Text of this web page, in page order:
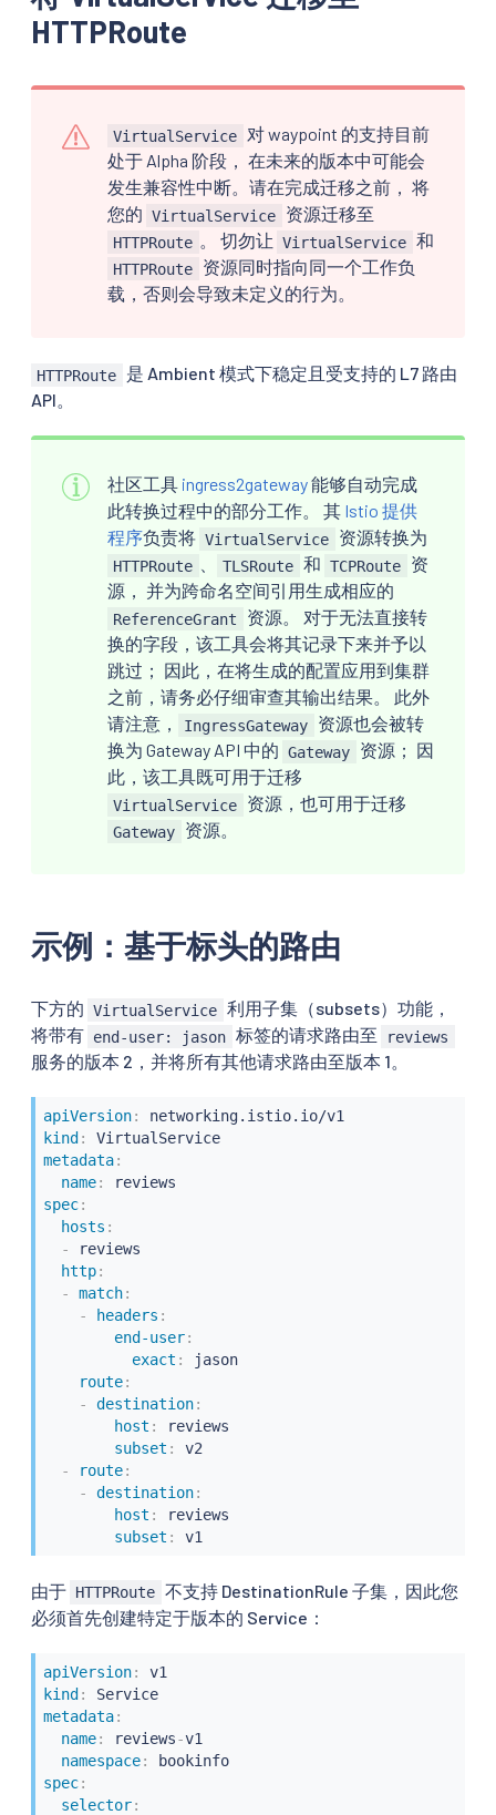
HTTPRoute
VirtualService
对 waypoint 的支持目前
处于 Alpha 阶段， 在未来的版本中可能会
发生兼容性中断。请在完成迁移之前， 将
您的 VirtualService 资源迁移至
HTTPRoute 。 切勿让 VirtualService 和
HTTPRoute
资源同时指向同一个工作负
载，否则会导致未定义的行为。
HTTPRoute
是 Ambient 模式下稳定且受支持的 L7 路由
API。
社区工具 ingress2gateway能够自动完成
此转换过程中的部分工作。 其 Istio 提供
程序负责将 VirtualService 资源转换为
HTTPRoute TLSRoute 和 TCPRoute
资
源， 并为跨命名空间引用生成相应的
ReferenceGrant
资源。 对于无法直接转
换的字段，该工具会将其记录下来并予以
跳过； 因此，在将生成的配置应用到集群
之前，请务必仔细审查其输出结果。 此外
请注意，
IngressGateway
资源也会被转
换为 Gateway API 中的 Gateway
资源； 因
此，该工具既可用于迁移
VirtualService 资源，也可用于迁移
Gateway 资源。
示例：基于标头的路由
下方的 VirtualService 利用子集（subsets）功能，
将带有 end-user: jason 标签的请求路由至 reviews
服务的版本 2，并将所有其他请求路由至版本 1。
apiVersion:
kind :
VirtualService
metadata:
name:
spec:
hosts :
-
reviews
http:
-
match:
-
headers :
end-user:
exact :
jason
route:
-
destination:
host :
reviews
subset :
v2
-
route:
-
destination:
host :
reviews
subset : v1
由于 HTTPRoute 不支持 DestinationRule 子集，因此您
必须首先创建特定于版本的 Service：
apiVersion:
kind :
Service
metadata:
name: reviews-v1
namespace:
bookinfo
spec:
selector: